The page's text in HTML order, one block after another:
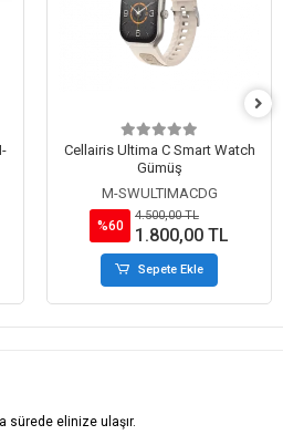
Cellairis Ultima C Smart Watch
Gümüş
M-SWULTIMACDG
%60
4.500,00 TL
1.800,00 TL
Sepete Ekle
sürede elinize ulaşır.